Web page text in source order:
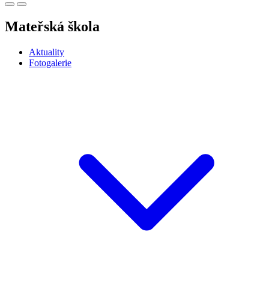
Mateřská škola
Aktuality
Fotogalerie